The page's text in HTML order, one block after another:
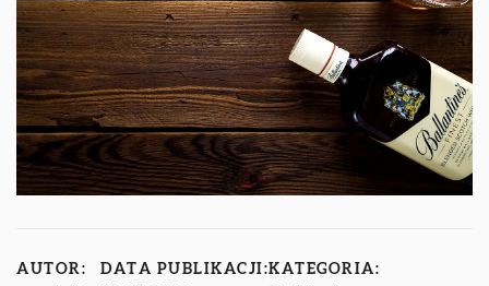
AUTOR: DATA PUBLIKACJI:KATEGORIA: